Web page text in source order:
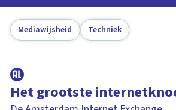
Mediawijsheid Techniek
Het grootste